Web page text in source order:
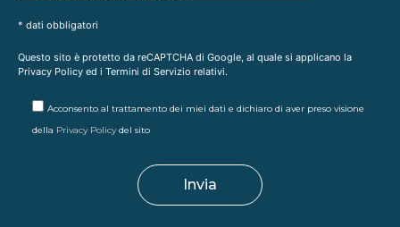
* dati obbligatori
Questo sito è protetto da reCAPTCHA di Google, al quale si applicano la
Privacy Policy ed i Termini di Servizio relativi.
Acconsento al trattamento dei miei dati e dichiaro di aver preso visione
della Privacy Policydel sito